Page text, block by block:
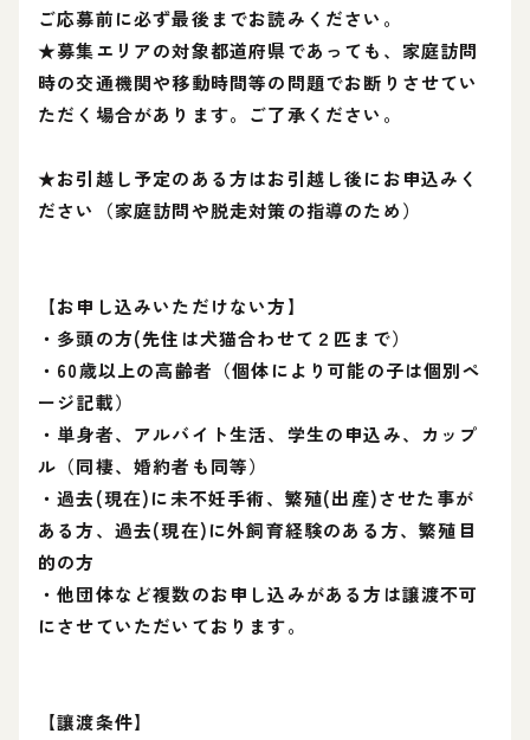
ご応募前に必ず最後までお読みください。
★募集エリアの対象都道府県であっても、家庭訪問
時の交通機関や移動時間等の問題でお断りさせてい
ただく場合があります。ご了承ください。
★お引越し予定のある方はお引越し後にお申込みく
ださい（家庭訪問や脱走対策の指導のため）
【お申し込みいただけない方】
・多頭の方(先住は犬猫合わせて２匹まで）
・60歳以上の高齢者（個体により可能の子は個別ペ
ージ記載）
・単身者、アルバイト生活、学生の申込み、カップ
ル（同棲、婚約者も同等）
・過去(現在)に未不妊手術、繁殖(出産)させた事が
ある方、過去(現在)に外飼育経験のある方、繁殖目
的の方
・他団体など複数のお申し込みがある方は譲渡不可
にさせていただいております。
【讓渡条件】